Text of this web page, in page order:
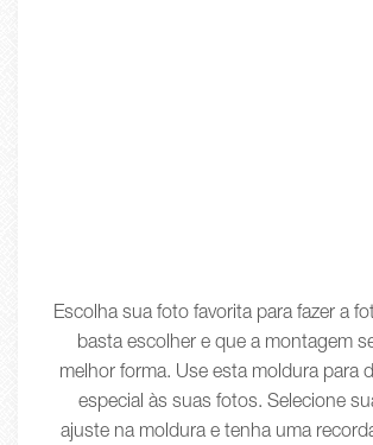
Escolha sua foto favorita para fazer a
basta escolher e que a montagem
melhor forma. Use esta moldura para
especial às suas fotos. Selecione
ajuste na moldura e tenha uma